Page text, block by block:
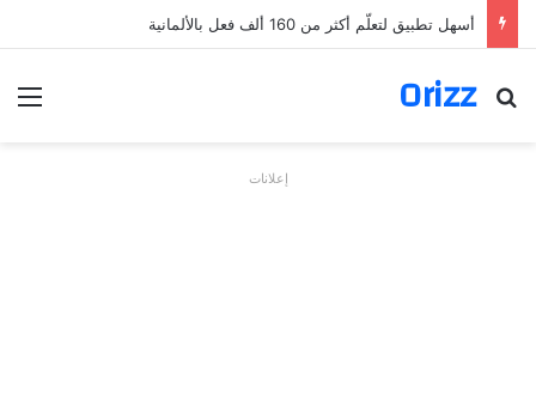
أسهل تطبيق لتعلّم أكثر من 160 ألف فعل بالألمانية
Orizz
بحث عن
إعلانات